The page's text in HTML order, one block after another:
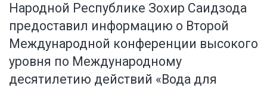
Народной Республике Зохир Саидзода
предоставил информацию о Второй
Международной конференции высокого
уровня по Международному
десятилетию действий «Вода для